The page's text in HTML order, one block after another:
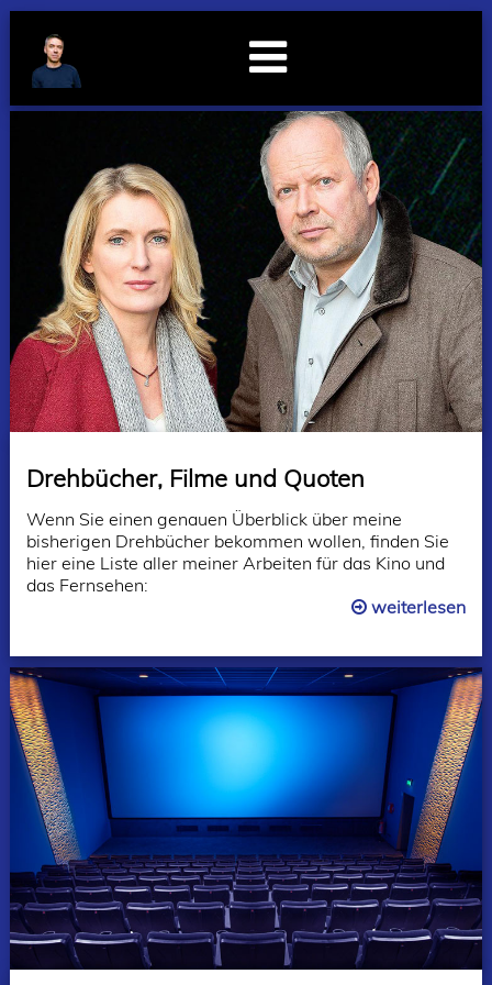
Drehbücher, Filme und Quoten
Wenn Sie einen genauen Überblick über meine
bisherigen Drehbücher bekommen wollen, finden Sie
hier eine Liste aller meiner Arbeiten für das Kino und
das Fernsehen:
weiterlesen